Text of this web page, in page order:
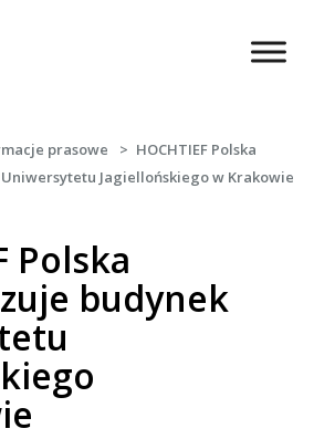
prasowe > HOCHTIEF Polska
Jagiellońskiego w Krakowie
Polska
budynek